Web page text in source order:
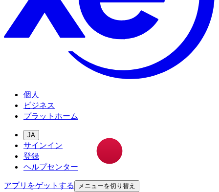
個人
ビジネス
プラットホーム
JA
サインイン
登録
ヘルプセンター
アプリをゲットする
メニューを切り替え